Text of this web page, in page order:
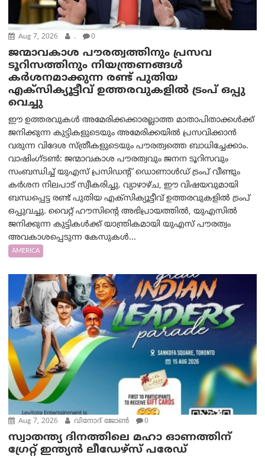
Aug 7, 2026 . 0
ജന്മാവകാശ പൗരത്വത്തിനും പ്രസവ
ടൂറിസത്തിനും നിയന്ത്രണങ്ങൾ
കർശനമാക്കുന്ന രണ്ട് പുതിയ
എക്സിക്യൂട്ടീവ് ഉത്തരവുകളിൽ ട്രംപ് ഒപ്പു
വെച്ചു
ഈ ഉത്തരവുകൾ അമേരിക്കക്കാരല്ലാത്ത മാതാപിതാക്കൾക്ക്
ജനിക്കുന്ന കുട്ടികളുടെയും അമേരിക്കയിൽ പ്രസവിക്കാൻ
വരുന്ന വിദേശ സ്ത്രീകളുടെയും പൗരത്വത്തെ ബാധിച്ചേക്കാം.
വാഷിംഗ്ടണ്‍: ജന്മാവകാശ പൗരത്വവും ജനന ടൂറിസവും
സംബന്ധിച്ച് യുഎസ് പ്രസിഡന്റ് ഡൊണാൾഡ് ട്രംപ് വീണ്ടും
കർശന നിലപാട് സ്വീകരിച്ചു. വ്യാഴാഴ്ച, ഈ വിഷയവുമായി
ബന്ധപ്പെട്ട രണ്ട് പുതിയ എക്സിക്യൂട്ടീവ് ഉത്തരവുകളിൽ ട്രംപ്
ഒപ്പുവച്ചു. വൈറ്റ് ഹൗസിന്റെ അഭിപ്രായത്തിൽ, യുഎസിൽ
ജനിക്കുന്ന കുട്ടികൾക്ക് യാന്ത്രികമായി യുഎസ് പൗരത്വം
അവകാശപ്പെടുന്ന കേസുകൾ...
AMERICA
Aug 7, 2026 വിനോദ് ജോൺ 0
സ്വാതന്ത്യ ദിനത്തിലെ മഹാ ഓണത്തിന്
ഗ്രേറ്റ് ഇന്ത്യൻ ലീഡേഴ്സ് പരേഡ്